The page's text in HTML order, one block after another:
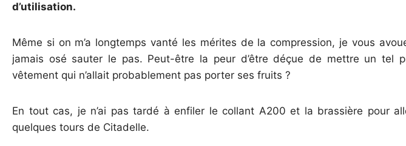
d’utilisation.
Même si on m’a longtemps vanté les mérites de la compression, je vous
jamais osé sauter le pas. Peut-être la peur d’être déçue de mettre un tel
vêtement qui n’allait probablement pas porter ses fruits ?
En tout cas, je n’ai pas tardé à enfiler le collant A200 et la brassière pour
quelques tours de Citadelle.